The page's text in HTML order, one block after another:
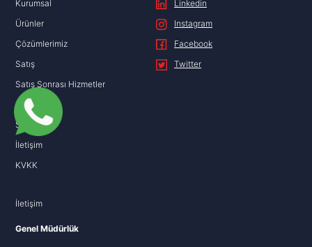
Kurumsal
Ürünler
Çözümlerimiz
Satış
Satış Sonrası Hizmetler
Aktüel
SSS
İletişim
KVKK
Linkedin
Instagram
Facebook
Twitter
İletişim
Genel Müdürlük